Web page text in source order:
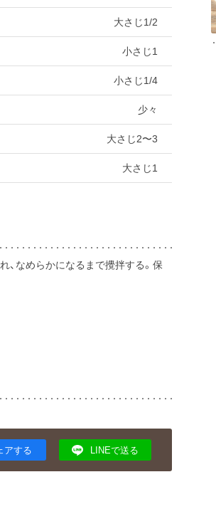
大さじ1/2
小さじ1
小さじ1/4
少々
大さじ2〜3
大さじ1
、なめらかになるまで攪拌する。保
アする LINEで送る